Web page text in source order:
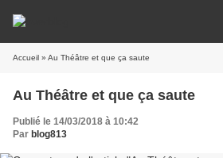
Accueil » Au Théâtre et que ça saute
Au Théâtre et que ça saute
Publié le 14/03/2018 à 10:42
Par blog813